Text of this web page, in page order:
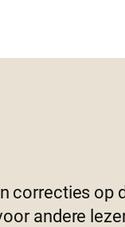
correcties op
andere